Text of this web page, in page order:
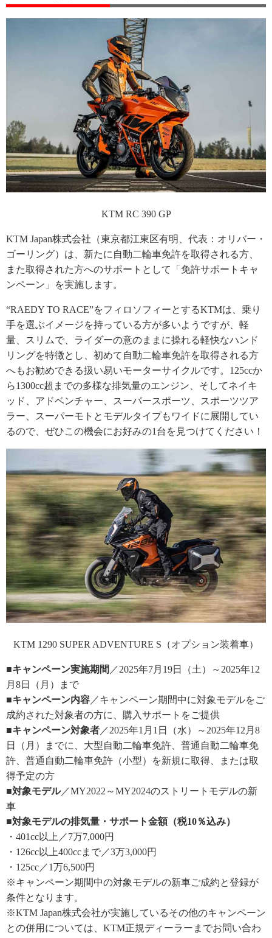
KTM RC 390 GP
KTM Japan株式会社（東京都江東区有明、代表：オリバー・
ゴーリング）は、新たに自動二輪車免許を取得される方、
また取得された方へのサポートとして「免許サポートキャ
ンペーン」を実施します。
“RAEDY TO RACE”をフィロソフィーとするKTMは、乗り
手を選ぶイメージを持っている方が多いようですが、軽
量、スリムで、ライダーの意のままに操れる軽快なハンド
リングを特徴とし、初めて自動二輪車免許を取得される方
へもお勧めできる扱い易いモーターサイクルです。125ccか
ら1300cc超までの多様な排気量のエンジン、そしてネイキ
ッド、アドベンチャー、スーパースポーツ、スポーツツア
ラー、スーパーモトとモデルタイプもワイドに展開してい
るので、ぜひこの機会にお好みの1台を見つけてください！
KTM 1290 SUPER ADVENTURE S（オプション装着車）
■キャンペーン実施期間 ／2025年7月19日（土）～2025年12
月8日（月）まで
■キャンペーン内容 ／キャンペーン期間中に対象モデルをご
成約された対象者の方に、購入サポートをご提供
■キャンペーン対象者 ／2025年1月1日（水）～2025年12月8
日（月）までに、大型自動二輪車免許、普通自動二輪車免
許、普通自動二輪車免許（小型）を新規に取得、または取
得予定の方
■対象モデル／MY2022～MY2024のストリートモデルの新
車
■対象モデルの排気量・サポート金額（税10％込み）
・401cc以上／7万7,000円
・126cc以上400ccまで／3万3,000円
・125cc／1万6,500円
※キャンペーン期間中の対象モデルの新車ご成約と登録が
条件となります。
※KTM Japan株式会社が実施しているその他のキャンペーン
との併用については、KTM正規ディーラーまでお問い合わ